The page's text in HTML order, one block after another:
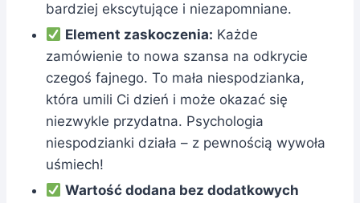
bardziej ekscytujące i niezapomniane.
Element zaskoczenia: Każde
zamówienie to nowa szansa na odkrycie
czegoś fajnego. To mała niespodzianka,
która umili Ci dzień i może okazać się
niezwykle przydatna. Psychologia
niespodzianki działa – z pewnością wywoła
uśmiech!
Wartość dodana bez dodatkowych